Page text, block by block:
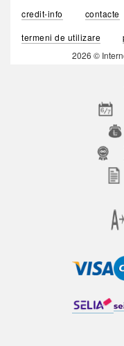
credit-info
contacte
termeni de utilizare
2026 ©